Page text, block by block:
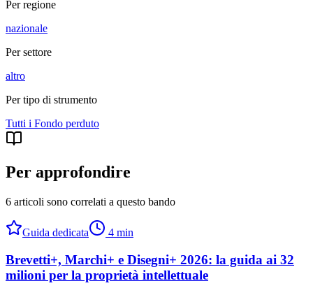
Per regione
nazionale
Per settore
altro
Per tipo di strumento
Tutti i Fondo perduto
Per approfondire
6 articoli sono correlati a questo bando
Guida dedicata 4 min
Brevetti+, Marchi+ e Disegni+ 2026: la guida ai 32
milioni per la proprietà intellettuale